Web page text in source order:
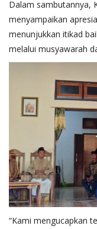
Dalam sambutannya,
menyampaikan
menunjukkan itikad
melalui musyawarah
“Kami mengucapkan